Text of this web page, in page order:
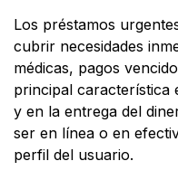
Los préstamos
cubrir necesidades
médicas, pagos
principal característica
y en la entrega del
ser en línea o en
perfil del usuario.